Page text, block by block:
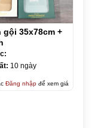
gội 35x78cm +
10 ngày
Đăng nhậpđể xem giá